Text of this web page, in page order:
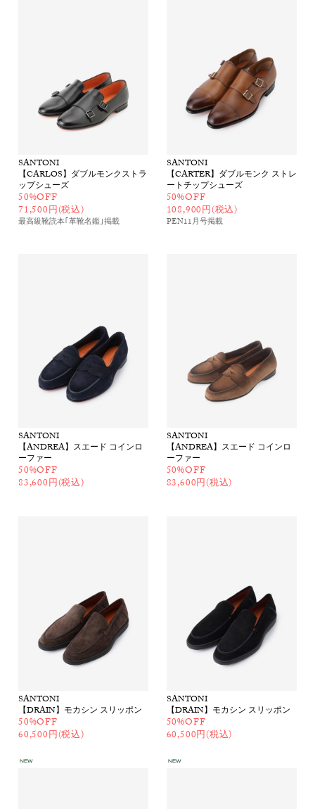
SANTONI
【CARLOS】ダブルモンクストラ
ップシューズ
50%OFF
71,500円(税込)
最高級靴読本｢革靴名鑑｣掲載
SANTONI
【CARTER】ダブルモンク ストレ
ートチップシューズ
50%OFF
108,900円(税込)
PEN11月号掲載
SANTONI
【ANDREA】スエード コインロ
ーファー
50%OFF
83,600円(税込)
SANTONI
【ANDREA】スエード コインロ
ーファー
50%OFF
83,600円(税込)
SANTONI
【DRAIN】モカシン スリッポン
50%OFF
60,500円(税込)
SANTONI
【DRAIN】モカシン スリッポン
50%OFF
60,500円(税込)